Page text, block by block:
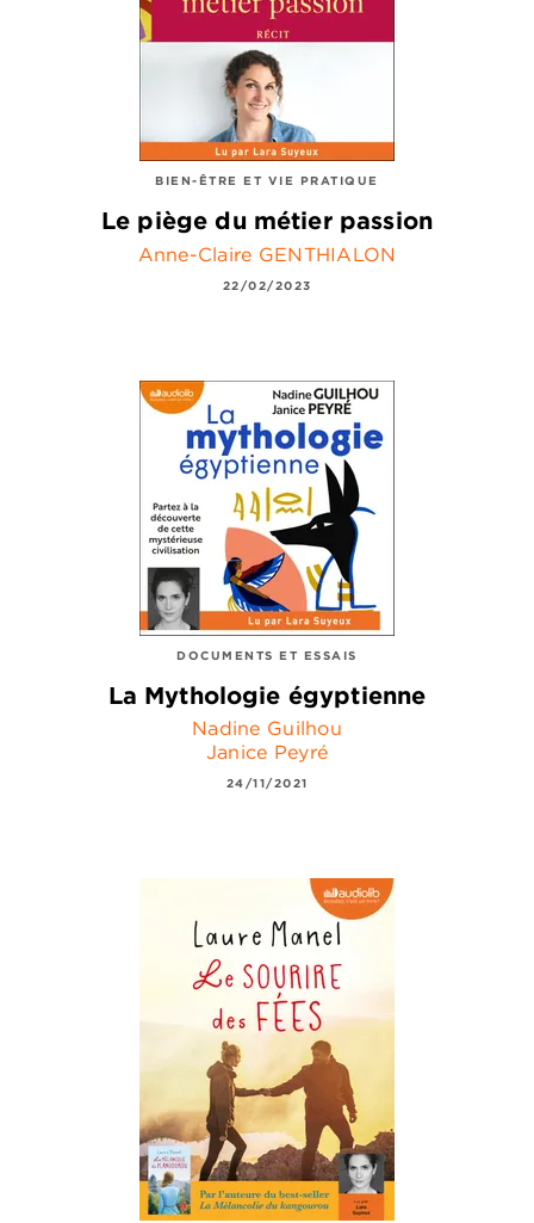
BIEN-ÊTRE ET VIE PRATIQUE
Le piège du métier passion
Anne-Claire GENTHIALON
22/02/2023
DOCUMENTS ET ESSAIS
La Mythologie égyptienne
Nadine Guilhou
Janice Peyré
24/11/2021